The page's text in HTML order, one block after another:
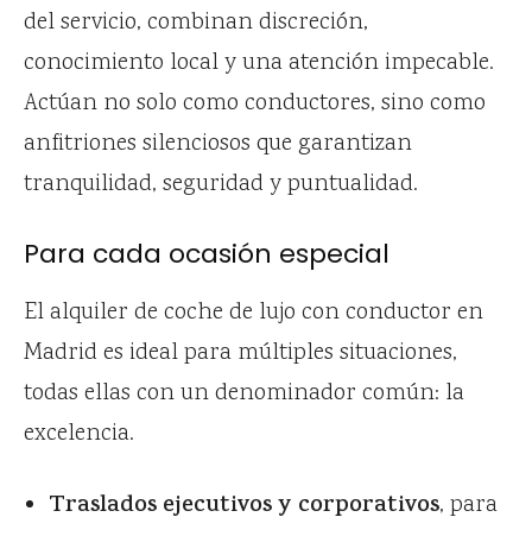
del servicio, combinan discreción,
conocimiento local y una atención impecable.
Actúan no solo como conductores, sino como
anfitriones silenciosos que garantizan
tranquilidad, seguridad y puntualidad.
Para cada ocasión especial
El alquiler de coche de lujo con conductor en
Madrid es ideal para múltiples situaciones,
todas ellas con un denominador común: la
excelencia.
Traslados ejecutivos y corporativos, para